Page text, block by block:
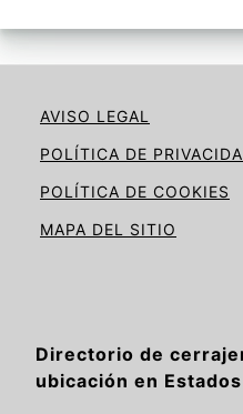
AVISO LEGAL
POLÍTICA DE
POLÍTICA DE COOKIES
MAPA DEL SITIO
Directorio de
ubicación en